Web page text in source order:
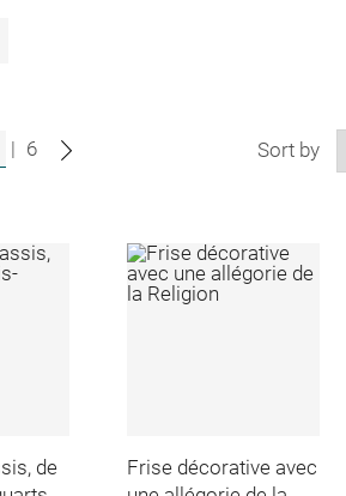
| 6 Sort by
de
Frise décorative avec